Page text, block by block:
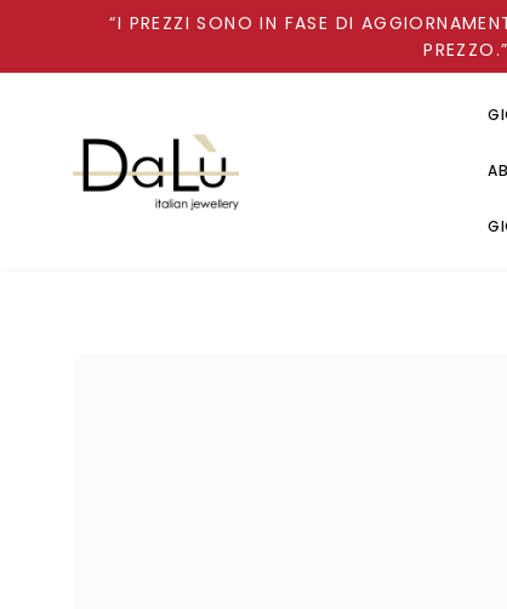
“I PREZZI SONO IN FASE DI